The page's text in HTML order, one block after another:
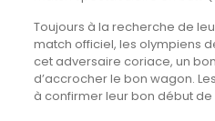
Toujours à la recherche de
match officiel, les olympiens
cet adversaire coriace, un
d’accrocher le bon wagon.
à confirmer leur bon début de